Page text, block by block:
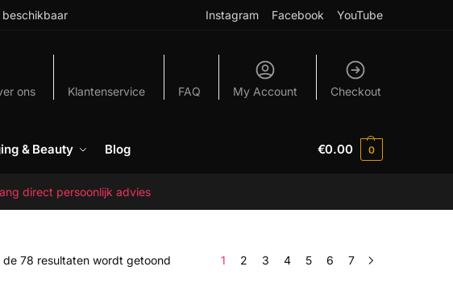
beschikbaar Instagram Facebook YouTube
ons Klantenservice FAQ My Account Checkout
& Beauty Blog €0.00 0
direct persoonlijk advies
de 78 resultaten wordt getoond 1 2 3 4 5 6 7